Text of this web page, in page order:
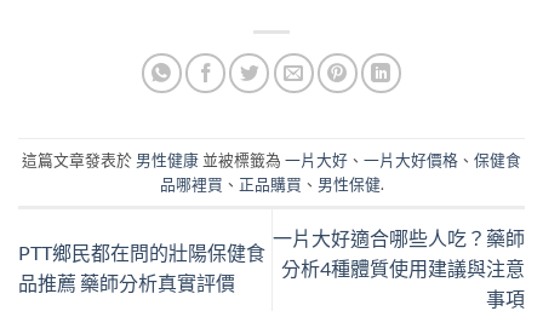
這篇文章發表於 男性健康 並被標籤為 一片大好 、 一片大好價格 、 保健食
品哪裡買 、 正品購買 、 男性保健.
PTT鄉民都在問的壯陽保健食
品推薦 藥師分析真實評價
一片大好適合哪些人吃？藥師
分析4種體質使用建議與注意
事項